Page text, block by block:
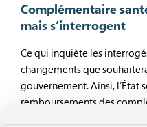
Complémentaire
mais s’interrogent
Ce qui inquiète les
changements que
gouvernement. Ainsi, l’État
remboursements des